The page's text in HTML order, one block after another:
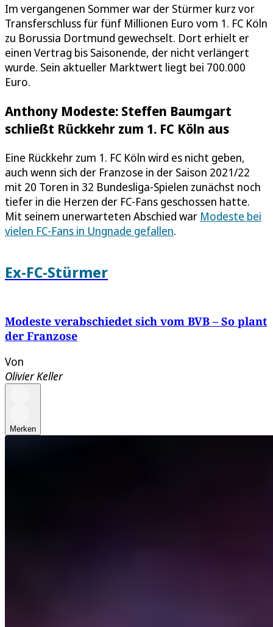
Im vergangenen Sommer war der Stürmer kurz vor
Transferschluss für fünf Millionen Euro vom 1. FC Köln
zu Borussia Dortmund gewechselt. Dort erhielt er
einen Vertrag bis Saisonende, der nicht verlängert
wurde. Sein aktueller Marktwert liegt bei 700.000
Euro.
Anthony Modeste: Steffen Baumgart
schließt Rückkehr zum 1. FC Köln aus
Eine Rückkehr zum 1. FC Köln wird es nicht geben,
auch wenn sich der Franzose in der Saison 2021/22
mit 20 Toren in 32 Bundesliga-Spielen zunächst noch
tiefer in die Herzen der FC-Fans geschossen hatte.
Mit seinem unerwarteten Abschied war Modeste bei
vielen FC-Fans in Ungnade gefallen.
Ex-FC-Stürmer
Modeste verabschiedet sich vom BVB – So plant
der Franzose
Von
Olivier Keller
Merken